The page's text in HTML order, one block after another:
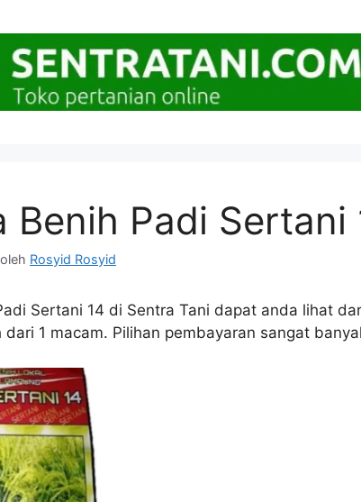
Benih Padi Sertani
oleh Rosyid Rosyid
Sertani 14 di Sentra Tani dapat anda lihat
dari 1 macam. Pilihan pembayaran sangat